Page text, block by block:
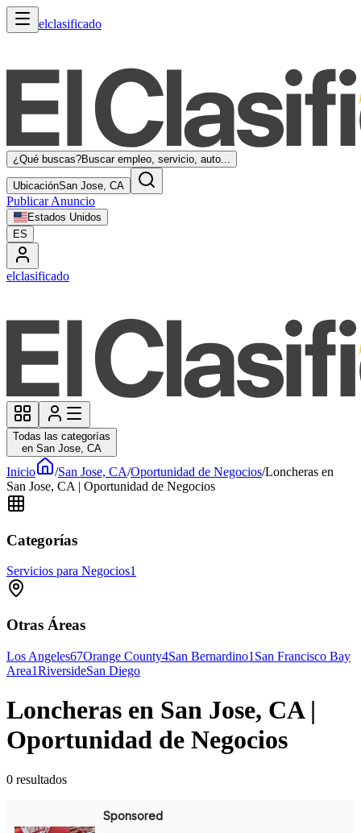
elclasificado
¿Qué buscas?Buscar empleo, servicio, auto...
UbicaciónSan Jose, CA
Publicar Anuncio
Estados Unidos
ES
elclasificado
Todas las categorías
en San Jose, CA
Inicio /San Jose, CA/Oportunidad de Negocios/Loncheras en
San Jose, CA | Oportunidad de Negocios
Categorías
Servicios para Negocios1
Otras Áreas
Los Angeles67Orange County4San Bernardino1 San Francisco Bay
Area1RiversideSan Diego
Loncheras en San Jose, CA |
Oportunidad de Negocios
0 resultados